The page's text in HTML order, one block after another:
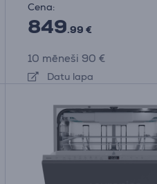
Cena:
849.99 €
10 mēneši 90 €
Datu lapa